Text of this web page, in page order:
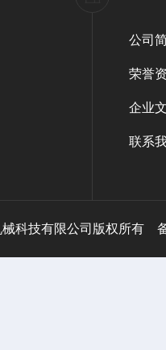
公司
荣誉
企业
联系
科技有限公司版权所有